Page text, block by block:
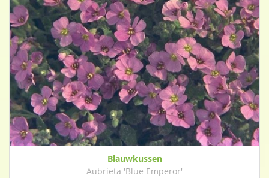
Blauwkussen
Aubrieta 'Blue Emperor'